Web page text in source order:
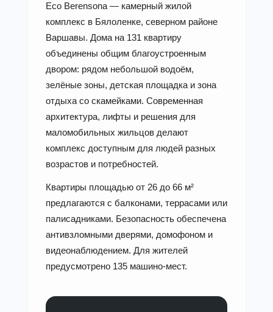
Eco Berensona — камерный жилой
комплекс в Бялоленке, северном районе
Варшавы. Дома на 131 квартиру
объединены общим благоустроенным
двором: рядом небольшой водоём,
зелёные зоны, детская площадка и зона
отдыха со скамейками. Современная
архитектура, лифты и решения для
маломобильных жильцов делают
комплекс доступным для людей разных
возрастов и потребностей.
Квартиры площадью от 26 до 66 м²
предлагаются с балконами, террасами или
палисадниками. Безопасность обеспечена
антивзломными дверями, домофоном и
видеонаблюдением. Для жителей
предусмотрено 135 машино-мест.